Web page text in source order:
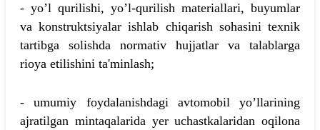
- yo’l qurilishi, yo’l-qurilish materiallari, buyumlar
va konstruktsiyalar ishlab chiqarish sohasini texnik
tartibga solishda normativ hujjatlar va talablarga
rioya etilishini ta'minlash;
- umumiy foydalanishdagi avtomobil yo’llarining
ajratilgan mintaqalarida yer uchastkalaridan oqilona